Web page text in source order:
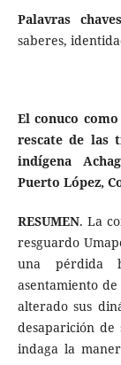
Palavras chaves
saberes,
El conuco
rescate de las
indígena
Puerto López,
RESUMEN. La
resguardo
una pérdida
asentamiento
alterado sus
desaparición de
indaga la